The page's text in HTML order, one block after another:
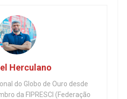
Herculano
do Globo de Ouro desde
da FIPRESCI (Federação